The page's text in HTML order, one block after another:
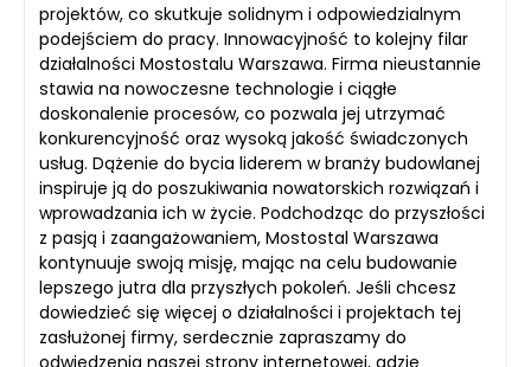
projektów, co skutkuje solidnym i odpowiedzialnym
podejściem do pracy. Innowacyjność to kolejny filar
działalności Mostostalu Warszawa. Firma nieustannie
stawia na nowoczesne technologie i ciągłe
doskonalenie procesów, co pozwala jej utrzymać
konkurencyjność oraz wysoką jakość świadczonych
usług. Dążenie do bycia liderem w branży budowlanej
inspiruje ją do poszukiwania nowatorskich rozwiązań i
wprowadzania ich w życie. Podchodząc do przyszłości
z pasją i zaangażowaniem, Mostostal Warszawa
kontynuuje swoją misję, mając na celu budowanie
lepszego jutra dla przyszłych pokoleń. Jeśli chcesz
dowiedzieć się więcej o działalności i projektach tej
zasłużonej firmy, serdecznie zapraszamy do